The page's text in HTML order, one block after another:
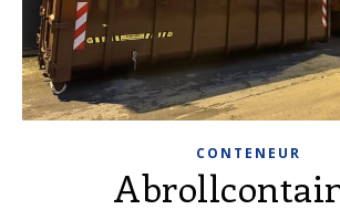
CONTENEUR